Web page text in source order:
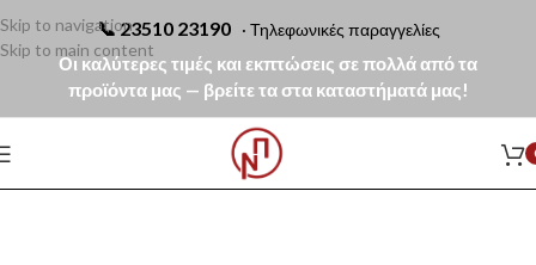
📞23510 23190 · Τηλεφωνικές παραγγελίες
Οι καλύτερες τιμές και εκπτώσεις σε πολλά από τα
προϊόντα μας — βρείτε τα στα καταστήματά μας!
Skip to navigation
Skip to main content